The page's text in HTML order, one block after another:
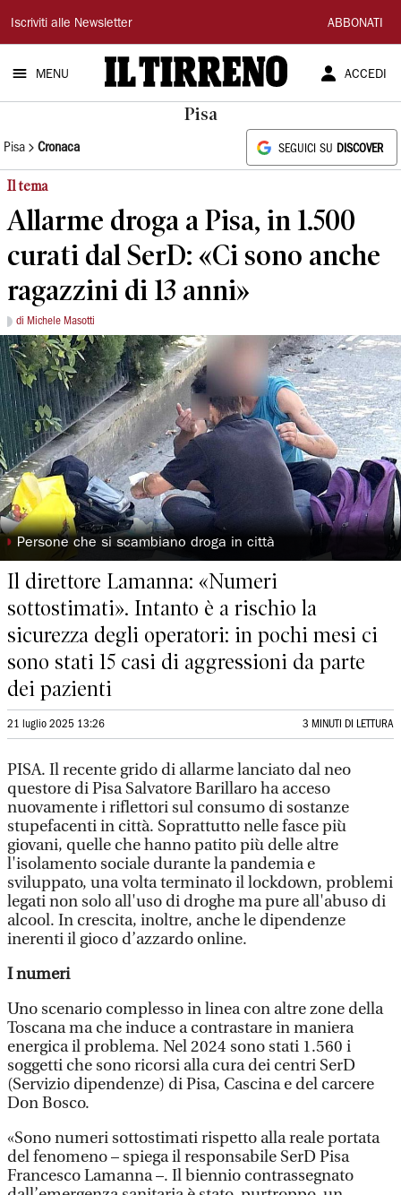
Il
Tirreno
Iscriviti alle Newsletter ABBONATI
MENU ACCEDI
Pisa
Pisa Cronaca SEGUICI SU DISCOVER
Il tema
Allarme droga a Pisa, in 1.500
curati dal SerD: «Ci sono anche
ragazzini di 13 anni»
di Michele Masotti
◗ Persone che si scambiano droga in città
Il direttore Lamanna: «Numeri
sottostimati». Intanto è a rischio la
sicurezza degli operatori: in pochi mesi ci
sono stati 15 casi di aggressioni da parte
dei pazienti
21 luglio 2025 13:26 3 MINUTI DI LETTURA
PISA. Il recente grido di allarme lanciato dal neo
questore di Pisa Salvatore Barillaro ha acceso
nuovamente i riflettori sul consumo di sostanze
stupefacenti in città. Soprattutto nelle fasce più
giovani, quelle che hanno patito più delle altre
l'isolamento sociale durante la pandemia e
sviluppato, una volta terminato il lockdown, problemi
legati non solo all'uso di droghe ma pure all'abuso di
alcool. In crescita, inoltre, anche le dipendenze
inerenti il gioco d’azzardo online.
I numeri
Uno scenario complesso in linea con altre zone della
Toscana ma che induce a contrastare in maniera
energica il problema. Nel 2024 sono stati 1.560 i
soggetti che sono ricorsi alla cura dei centri SerD
(Servizio dipendenze) di Pisa, Cascina e del carcere
Don Bosco.
«Sono numeri sottostimati rispetto alla reale portata
del fenomeno – spiega il responsabile SerD Pisa
Francesco Lamanna –. Il biennio contrassegnato